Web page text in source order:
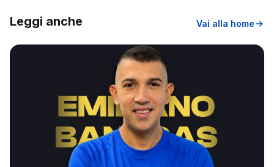
Leggi anche Vai alla home